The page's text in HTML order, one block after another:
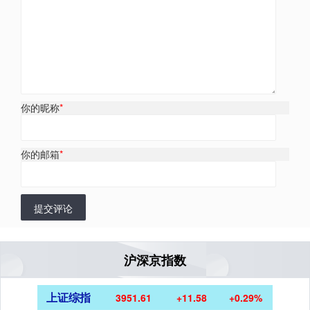
你的昵称*
你的邮箱*
提交评论
沪深京指数
上证综指 3951.61 +11.58 +0.29%